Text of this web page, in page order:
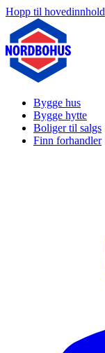
Hopp til hovedinnhold
Bygge hus
Bygge hytte
Boliger til salgs
Finn forhandler